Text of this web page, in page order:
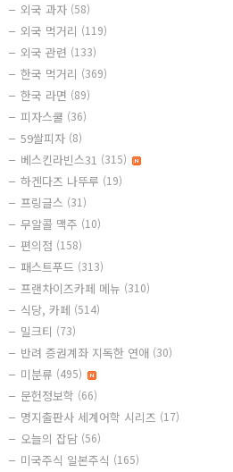
외국 과자 (58)
외국 먹거리 (119)
외국 관련 (133)
한국 먹거리 (369)
한국 라면 (89)
피자스쿨 (36)
59쌀피자 (8)
베스킨라빈스31 (315)
하겐다즈 나뚜루 (19)
프링글스 (31)
무알콜 맥주 (10)
편의점 (158)
패스트푸드 (313)
프랜차이즈카페 메뉴 (310)
식당, 카페 (514)
밀크티 (73)
반려 증권계좌 지독한 연애 (30)
미분류 (495)
문헌정보학 (66)
명지출판사 세계어학 시리즈 (17)
오늘의 잡담 (56)
미국주식 일본주식 (165)